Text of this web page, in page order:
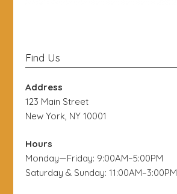
Find Us
Address
123 Main Street
New York, NY 10001
Hours
Monday—Friday: 9:00AM–5:00PM
Saturday & Sunday: 11:00AM–3:00PM